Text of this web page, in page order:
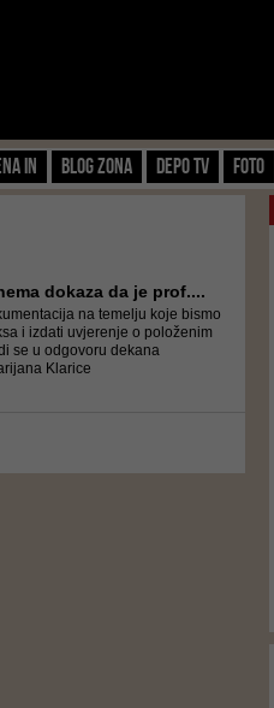
IN Blog zona Depo TV FOTO
dokaza da je prof....
na temelju koje bismo
i izdati uvjerenje o položenim
se u odgovoru dekana
Klarice